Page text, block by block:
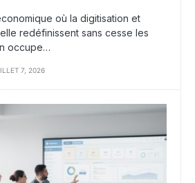
où la digitisation et
redéfinissent sans cesse les
occupe…
7, 2026